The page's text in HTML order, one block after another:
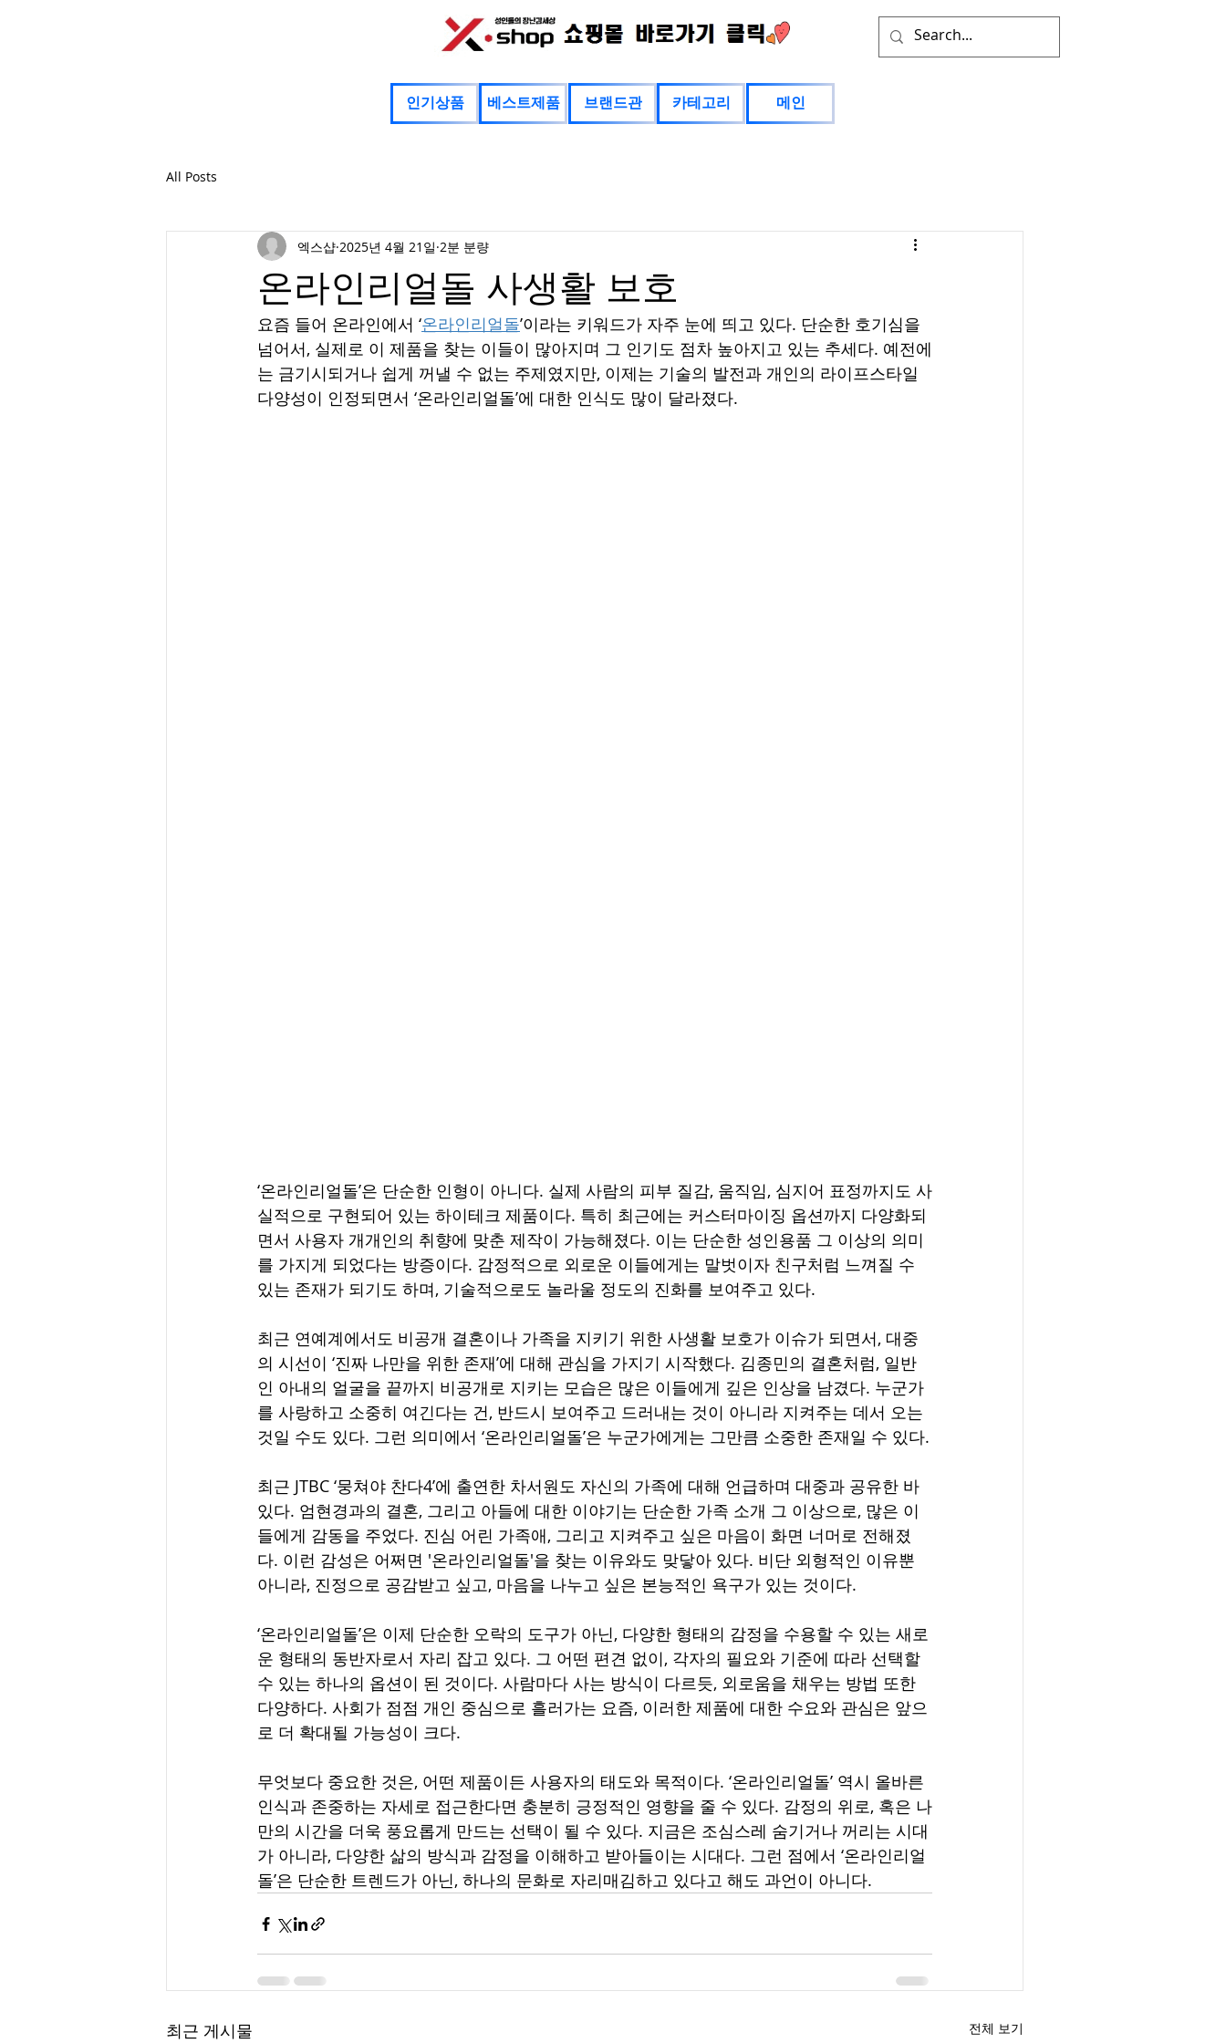
인기상품 베스트제품 브랜드관 카테고리 메인
All Posts
온라인리얼돌 사생활 보호
엑스샵 2025년 4월 21일 2분 분량
요즘 들어 온라인에서 ‘온라인리얼돌’이라는 키워드가 자주 눈에 띄고 있다. 단순한 호기심을
넘어서, 실제로 이 제품을 찾는 이들이 많아지며 그 인기도 점차 높아지고 있는 추세다. 예전에
는 금기시되거나 쉽게 꺼낼 수 없는 주제였지만, 이제는 기술의 발전과 개인의 라이프스타일
다양성이 인정되면서 ‘온라인리얼돌’에 대한 인식도 많이 달라졌다.
‘온라인리얼돌’은 단순한 인형이 아니다. 실제 사람의 피부 질감, 움직임, 심지어 표정까지도 사
실적으로 구현되어 있는 하이테크 제품이다. 특히 최근에는 커스터마이징 옵션까지 다양화되
면서 사용자 개개인의 취향에 맞춘 제작이 가능해졌다. 이는 단순한 성인용품 그 이상의 의미
를 가지게 되었다는 방증이다. 감정적으로 외로운 이들에게는 말벗이자 친구처럼 느껴질 수
있는 존재가 되기도 하며, 기술적으로도 놀라울 정도의 진화를 보여주고 있다.
최근 연예계에서도 비공개 결혼이나 가족을 지키기 위한 사생활 보호가 이슈가 되면서, 대중
의 시선이 ‘진짜 나만을 위한 존재’에 대해 관심을 가지기 시작했다. 김종민의 결혼처럼, 일반
인 아내의 얼굴을 끝까지 비공개로 지키는 모습은 많은 이들에게 깊은 인상을 남겼다. 누군가
를 사랑하고 소중히 여긴다는 건, 반드시 보여주고 드러내는 것이 아니라 지켜주는 데서 오는
것일 수도 있다. 그런 의미에서 ‘온라인리얼돌’은 누군가에게는 그만큼 소중한 존재일 수 있다.
최근 JTBC ‘뭉쳐야 찬다4’에 출연한 차서원도 자신의 가족에 대해 언급하며 대중과 공유한 바
있다. 엄현경과의 결혼, 그리고 아들에 대한 이야기는 단순한 가족 소개 그 이상으로, 많은 이
들에게 감동을 주었다. 진심 어린 가족애, 그리고 지켜주고 싶은 마음이 화면 너머로 전해졌
다. 이런 감성은 어쩌면 '온라인리얼돌'을 찾는 이유와도 맞닿아 있다. 비단 외형적인 이유뿐
아니라, 진정으로 공감받고 싶고, 마음을 나누고 싶은 본능적인 욕구가 있는 것이다.
‘온라인리얼돌’은 이제 단순한 오락의 도구가 아닌, 다양한 형태의 감정을 수용할 수 있는 새로
운 형태의 동반자로서 자리 잡고 있다. 그 어떤 편견 없이, 각자의 필요와 기준에 따라 선택할
수 있는 하나의 옵션이 된 것이다. 사람마다 사는 방식이 다르듯, 외로움을 채우는 방법 또한
다양하다. 사회가 점점 개인 중심으로 흘러가는 요즘, 이러한 제품에 대한 수요와 관심은 앞으
로 더 확대될 가능성이 크다.
무엇보다 중요한 것은, 어떤 제품이든 사용자의 태도와 목적이다. ‘온라인리얼돌’ 역시 올바른
인식과 존중하는 자세로 접근한다면 충분히 긍정적인 영향을 줄 수 있다. 감정의 위로, 혹은 나
만의 시간을 더욱 풍요롭게 만드는 선택이 될 수 있다. 지금은 조심스레 숨기거나 꺼리는 시대
가 아니라, 다양한 삶의 방식과 감정을 이해하고 받아들이는 시대다. 그런 점에서 ‘온라인리얼
돌’은 단순한 트렌드가 아닌, 하나의 문화로 자리매김하고 있다고 해도 과언이 아니다.
최근 게시물 전체 보기